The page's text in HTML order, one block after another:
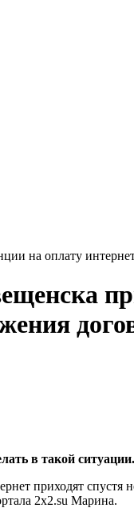
на оплату
в такой ситуации.
приходят
2x2.su Марина.